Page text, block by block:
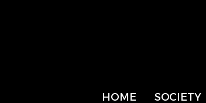
HOME SOCIETY